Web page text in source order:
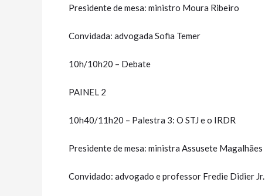
Presidente de mesa: ministro Moura Ribeiro
Convidada: advogada Sofia Temer
10h/10h20 – Debate
PAINEL 2
10h40/11h20 – Palestra 3: O STJ e o IRDR
Presidente de mesa: ministra Assusete Magalhães
Convidado: advogado e professor Fredie Didier Jr.